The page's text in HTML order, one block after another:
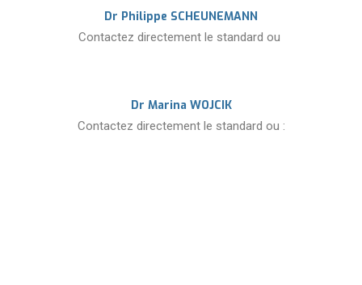
Dr Philippe SCHEUNEMANN
Contactez directement le standard ou
Dr Marina WOJCIK
Contactez directement le standard ou :